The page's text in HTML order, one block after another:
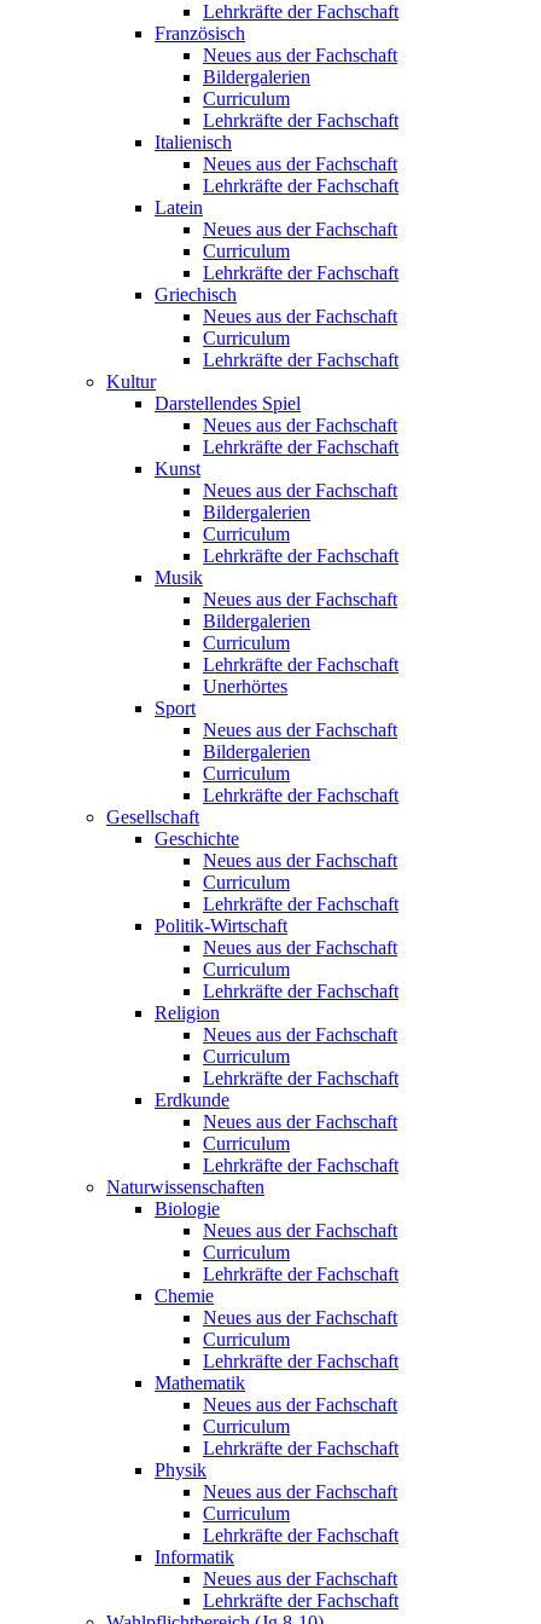
Lehrkräfte der Fachschaft
Französisch
Neues aus der Fachschaft
Bildergalerien
Curriculum
Lehrkräfte der Fachschaft
Italienisch
Neues aus der Fachschaft
Lehrkräfte der Fachschaft
Latein
Neues aus der Fachschaft
Curriculum
Lehrkräfte der Fachschaft
Griechisch
Neues aus der Fachschaft
Curriculum
Lehrkräfte der Fachschaft
Kultur
Darstellendes Spiel
Neues aus der Fachschaft
Lehrkräfte der Fachschaft
Kunst
Neues aus der Fachschaft
Bildergalerien
Curriculum
Lehrkräfte der Fachschaft
Musik
Neues aus der Fachschaft
Bildergalerien
Curriculum
Lehrkräfte der Fachschaft
Unerhörtes
Sport
Neues aus der Fachschaft
Bildergalerien
Curriculum
Lehrkräfte der Fachschaft
Gesellschaft
Geschichte
Neues aus der Fachschaft
Curriculum
Lehrkräfte der Fachschaft
Politik-Wirtschaft
Neues aus der Fachschaft
Curriculum
Lehrkräfte der Fachschaft
Religion
Neues aus der Fachschaft
Curriculum
Lehrkräfte der Fachschaft
Erdkunde
Neues aus der Fachschaft
Curriculum
Lehrkräfte der Fachschaft
Naturwissenschaften
Biologie
Neues aus der Fachschaft
Curriculum
Lehrkräfte der Fachschaft
Chemie
Neues aus der Fachschaft
Curriculum
Lehrkräfte der Fachschaft
Mathematik
Neues aus der Fachschaft
Curriculum
Lehrkräfte der Fachschaft
Physik
Neues aus der Fachschaft
Curriculum
Lehrkräfte der Fachschaft
Informatik
Neues aus der Fachschaft
Lehrkräfte der Fachschaft